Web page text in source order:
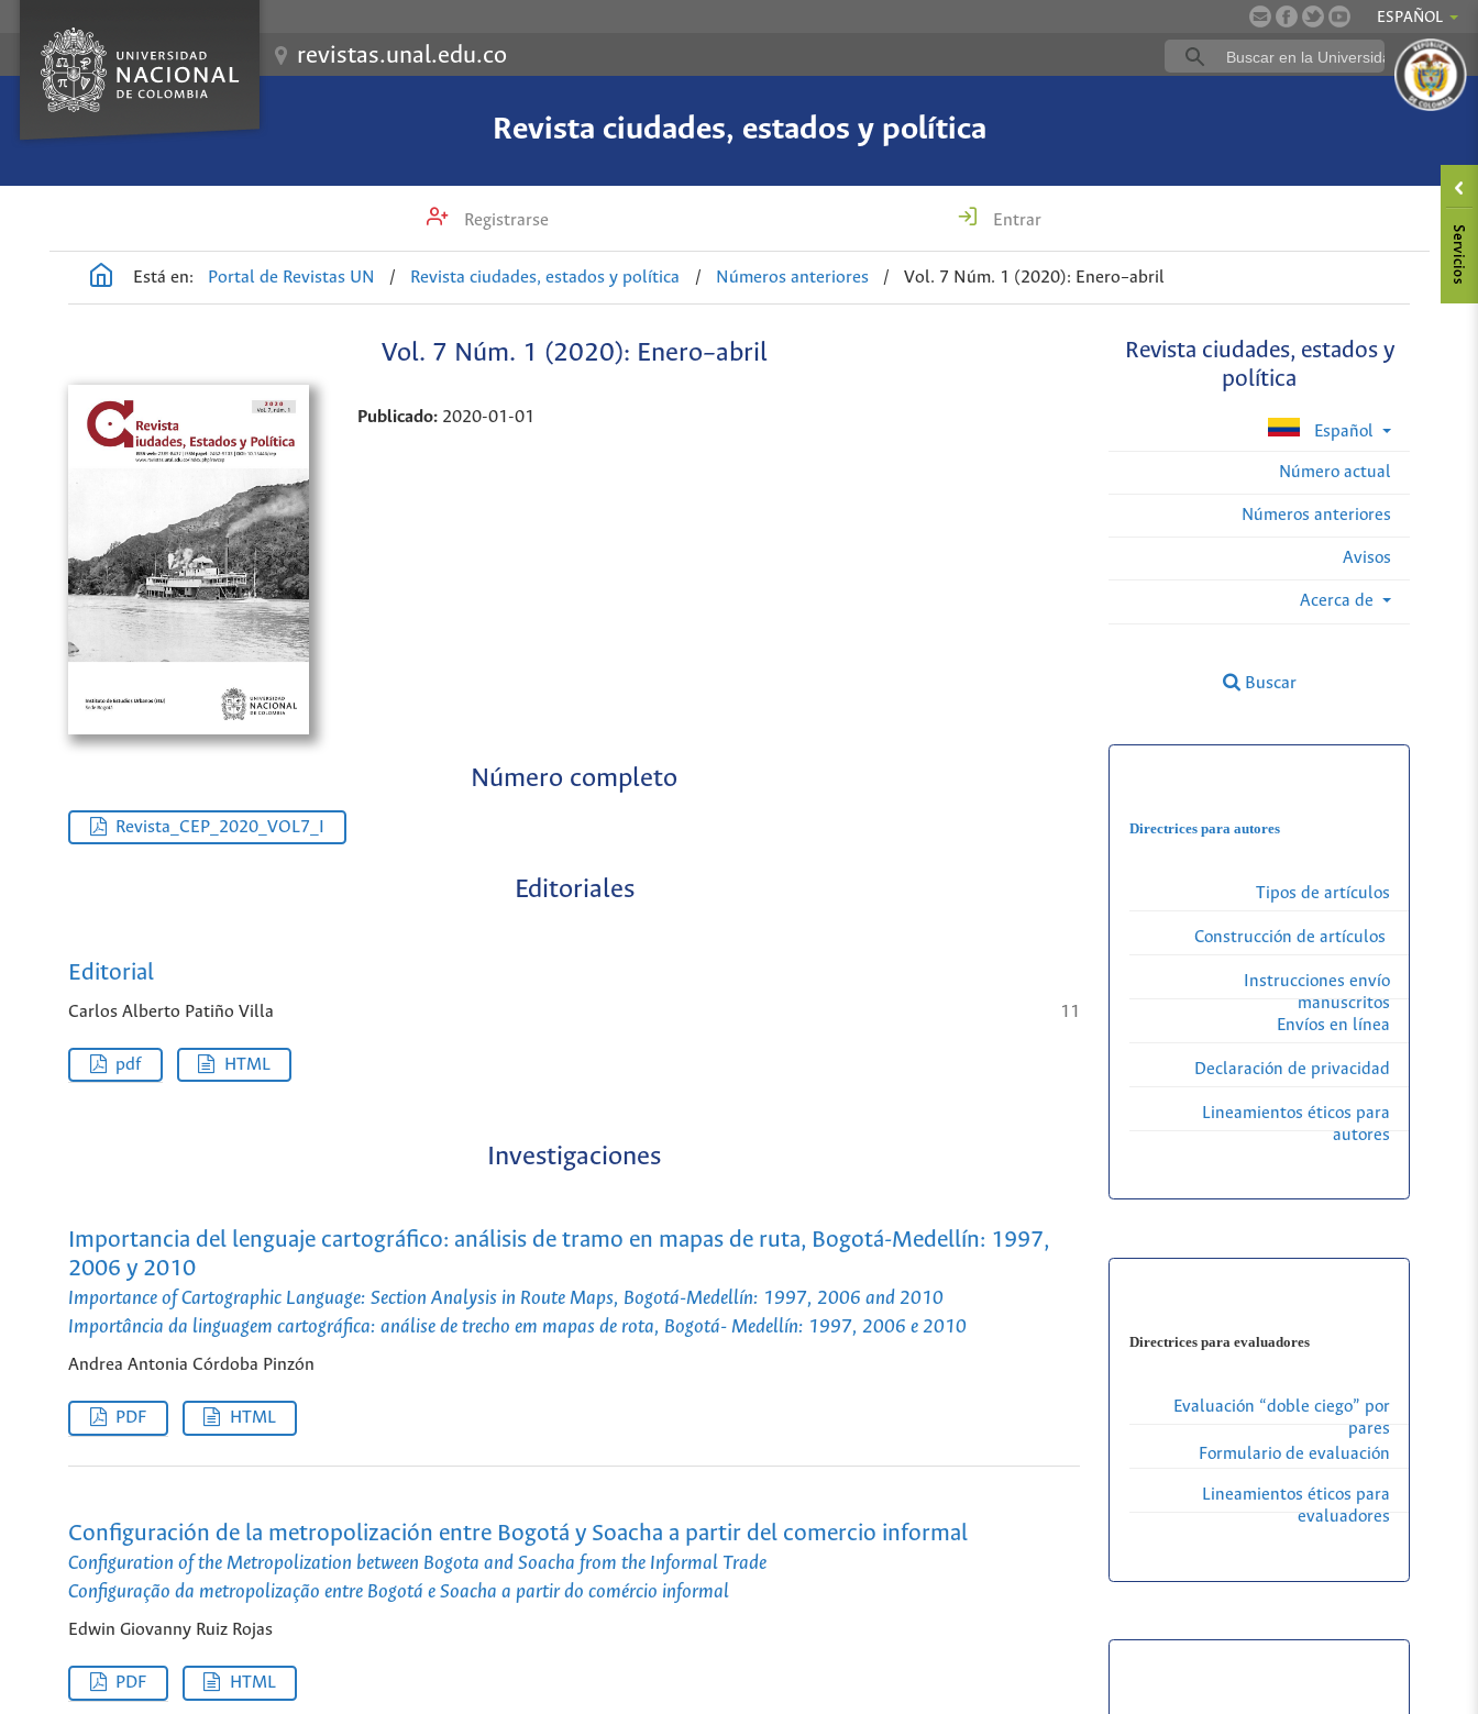
ESPAÑOL
revistas.unal.edu.co
Revista ciudades, estados y política
Registrarse Entrar
Está en: Portal de Revistas UN / Revista ciudades, estados y política / Números anteriores / Vol. 7 Núm. 1 (2020): Enero–abril
Revista ciudades, estados y
política
Español
Número actual
Números anteriores
Avisos
Acerca de
Buscar
Vol. 7 Núm. 1 (2020): Enero–abril
Publicado: 2020-01-01
Número completo
Revista_CEP_2020_VOL7_I
Editoriales
Editorial
Carlos Alberto Patiño Villa 11
pdf HTML
Investigaciones
Importancia del lenguaje cartográfico: análisis de tramo en mapas de ruta, Bogotá-Medellín: 1997,
2006 y 2010
Importance of Cartographic Language: Section Analysis in Route Maps, Bogotá-Medellín: 1997, 2006 and 2010
Importância da linguagem cartográfica: análise de trecho em mapas de rota, Bogotá- Medellín: 1997, 2006 e 2010
Andrea Antonia Córdoba Pinzón
PDF HTML
Configuración de la metropolización entre Bogotá y Soacha a partir del comercio informal
Configuration of the Metropolization between Bogota and Soacha from the Informal Trade
Configuração da metropolização entre Bogotá e Soacha a partir do comércio informal
Edwin Giovanny Ruiz Rojas
PDF HTML
Directrices para autores
Tipos de artículos
Construcción de artículos
Instrucciones envío
manuscritos
Envíos en línea
Declaración de privacidad
Lineamientos éticos para
autores
Directrices para evaluadores
Evaluación “doble ciego” por
pares
Formulario de evaluación
Lineamientos éticos para
evaluadores